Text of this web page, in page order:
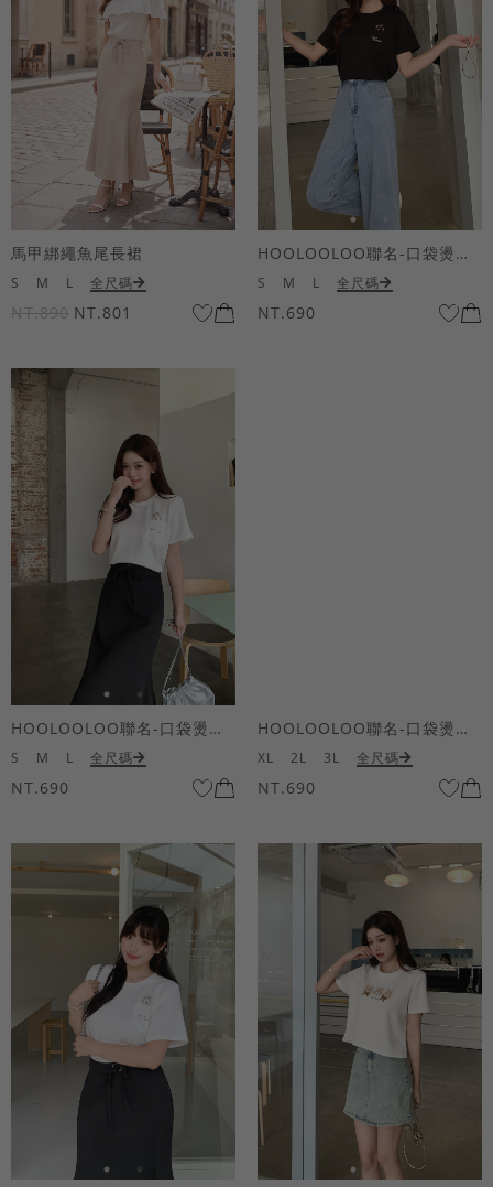
馬甲綁繩魚尾長裙
S M L 全尺碼
NT.890 NT.801
HOOLOOLOO聯名-口袋燙金KUKU熊短袖上衣
S M L 全尺碼
NT.690
HOOLOOLOO聯名-口袋燙金KUKU熊短袖上衣
S M L 全尺碼
NT.690
HOOLOOLOO聯名-口袋燙金KUKU熊短袖上衣
XL 2L 3L 全尺碼
NT.690